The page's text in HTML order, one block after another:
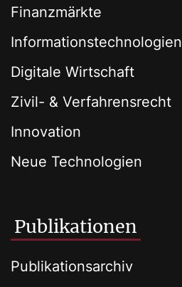
Finanzmärkte
Informationstechnologien
Digitale Wirtschaft
Zivil- & Verfahrensrecht
Innovation
Neue Technologien
Publikationen
Publikationsarchiv